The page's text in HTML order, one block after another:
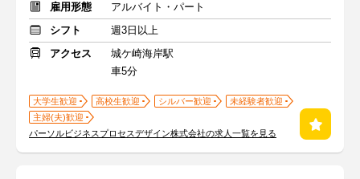
雇用形態
アルバイト・パート
シフト
週3日以上
アクセス
城ケ崎海岸駅
車5分
大学生歓迎 高校生歓迎 シルバー歓迎
未経験者歓迎
主婦(夫)歓迎
パーソルビジネスプロセスデザイン株式会社の求人一覧を見る